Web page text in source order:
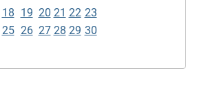
18 19 20 21 22 23
25 26 27 28 29 30